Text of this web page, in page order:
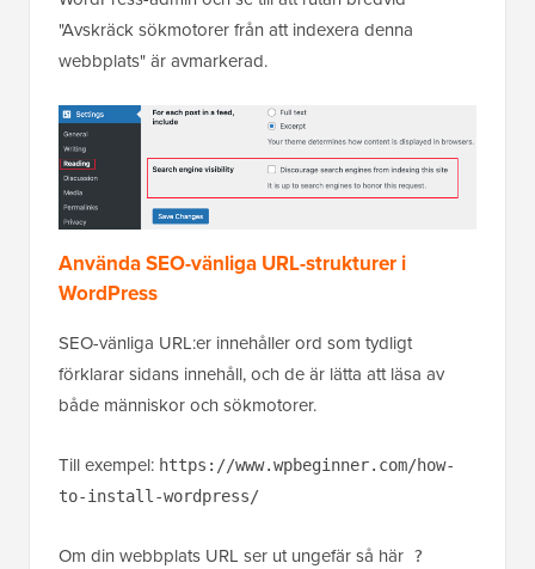
"Avskräck sökmotorer från att indexera denna
webbplats" är avmarkerad.
Använda SEO-vänliga URL-strukturer i
WordPress
SEO-vänliga URL:er innehåller ord som tydligt
förklarar sidans innehåll, och de är lätta att läsa av
både människor och sökmotorer.
Till exempel: https://www.wpbeginner.com/how-
to-install-wordpress/
Om din webbplats URL ser ut ungefär så här ?